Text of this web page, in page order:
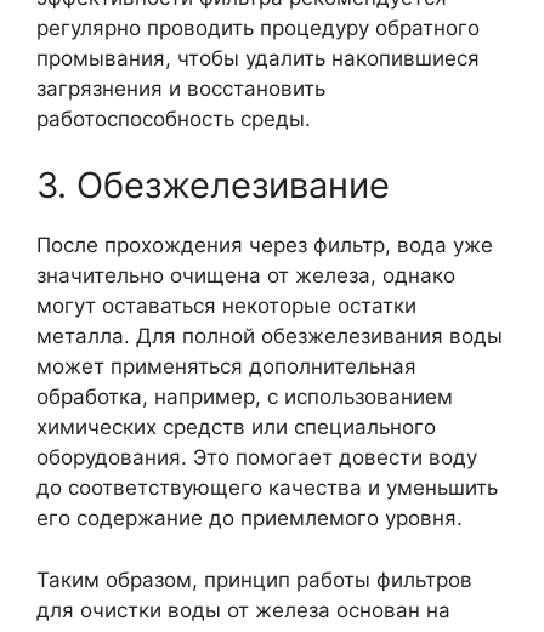
регулярно проводить процедуру обратного
промывания, чтобы удалить накопившиеся
загрязнения и восстановить
работоспособность среды.
3. Обезжелезивание
После прохождения через фильтр, вода уже
значительно очищена от железа, однако
могут оставаться некоторые остатки
металла. Для полной обезжелезивания воды
может применяться дополнительная
обработка, например, с использованием
химических средств или специального
оборудования. Это помогает довести воду
до соответствующего качества и уменьшить
его содержание до приемлемого уровня.
Таким образом, принцип работы фильтров
для очистки воды от железа основан на